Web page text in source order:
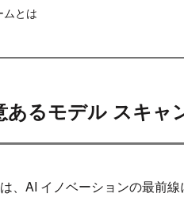
とは
るモデル スキャ
、AI イノベーションの最前